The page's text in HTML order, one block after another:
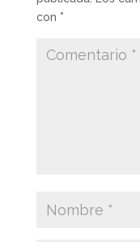
con *